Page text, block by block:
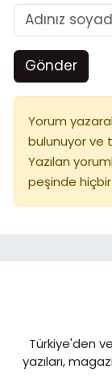
Gönder
Yorum
bulunuyor ve
Yazılan
peşinde
Türkiye'den
yazıları,